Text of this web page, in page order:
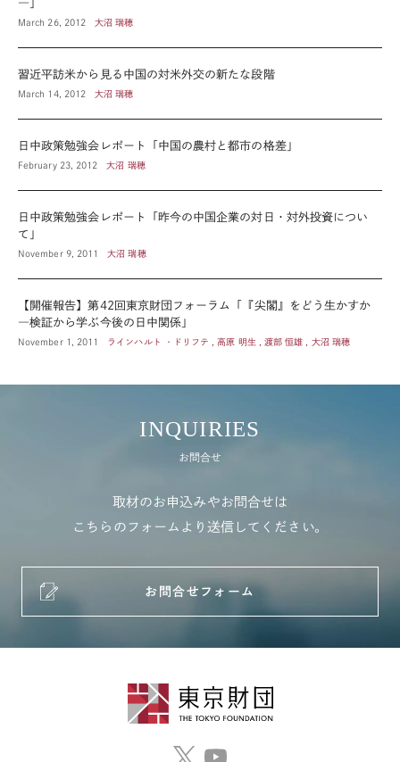
―」
March 26, 2012 大沼 瑞穂
習近平訪米から見る中国の対米外交の新たな段階
March 14, 2012 大沼 瑞穂
日中政策勉強会レポート「中国の農村と都市の格差」
February 23, 2012 大沼 瑞穂
日中政策勉強会レポート「昨今の中国企業の対日・対外投資につい
て」
November 9, 2011 大沼 瑞穂
【開催報告】第42回東京財団フォーラム「『尖閣』をどう生かすか
―検証から学ぶ今後の日中関係」
November 1, 2011 ラインハルト ・ドリフテ , 高原 明生 , 渡部 恒雄 , 大沼 瑞穂
INQUIRIES
お問合せ
取材のお申込みやお問合せは
こちらのフォームより送信してください。
お問合せフォーム